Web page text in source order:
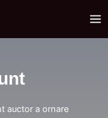
auctor a ornare